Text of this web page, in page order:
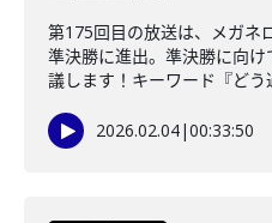
第175回目の放送は、メガネ
準決勝に進出。準決勝に向
議します！キーワード『どう
2026.02.04|00:33:50